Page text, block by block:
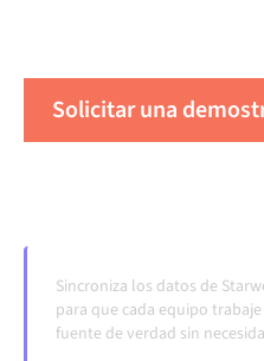
Solicitar una
Sincroniza los datos de
para que cada equipo
fuente de verdad sin